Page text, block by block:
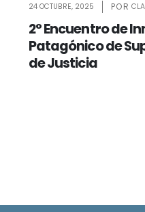
24 OCTUBRE, 2025
2° Encuentro de
Patagónico de
de Justicia